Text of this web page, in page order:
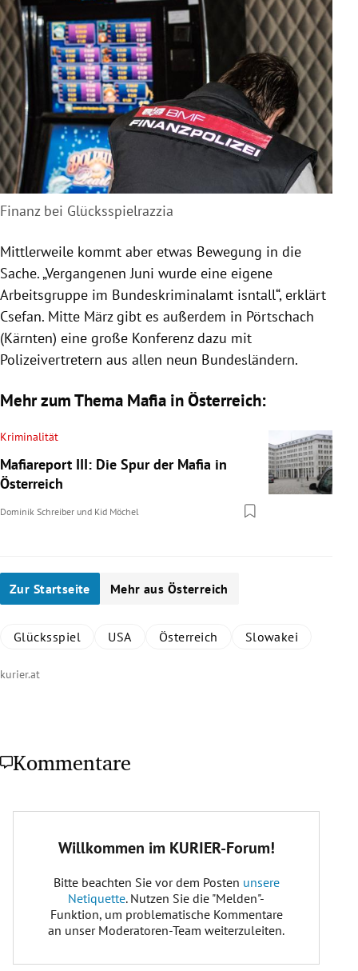
Finanz bei Glücksspielrazzia
Mittlerweile kommt aber etwas Bewegung in die
Sache. „Vergangenen Juni wurde eine eigene
Arbeitsgruppe im Bundeskriminalamt isntall“, erklärt
Csefan. Mitte März gibt es außerdem in Pörtschach
(Kärnten) eine große Konferenz dazu mit
Polizeivertretern aus allen neun Bundesländern.
Mehr zum Thema Mafia in Österreich:
Kriminalität
Mafiareport III: Die Spur der Mafia in
Österreich
Dominik Schreiber und Kid Möchel
Zur Startseite Mehr aus Österreich
Glücksspiel USA Österreich Slowakei
kurier.at
Kommentare